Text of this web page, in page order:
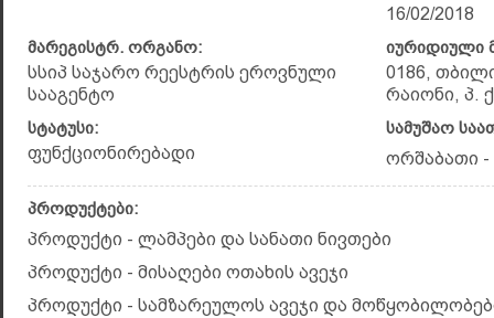
16/02/2018
მარეგისტრ. ორგანო:
სსიპ საჯარო რეესტრის ეროვნული
სააგენტო
იურიდიული
0186,
რაიონი, პ.
სტატუსი:
ფუნქციონირებადი
სამუშაო
ორშაბათი -
პროდუქტები:
პროდუქტი - ლამპები და სანათი ნივთები
პროდუქტი - მისაღები ოთახის ავეჯი
პროდუქტი - სამზარეულოს ავეჯი და